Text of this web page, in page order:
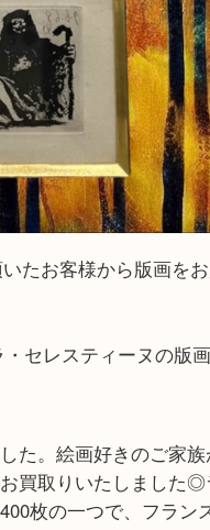
いたお客様から版
・セレスティーヌ